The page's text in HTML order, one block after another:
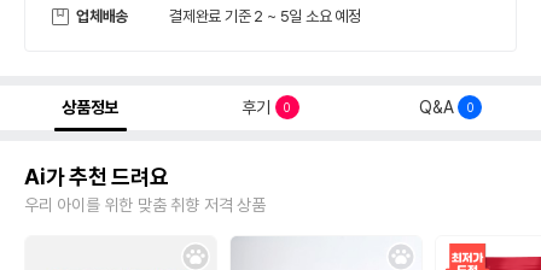
업체배송 결제완료 기준 2 ~ 5일 소요 예정
상품정보 후기 0 Q&A 0
Ai가 추천 드려요
우리 아이를 위한 맞춤 취향 저격 상품